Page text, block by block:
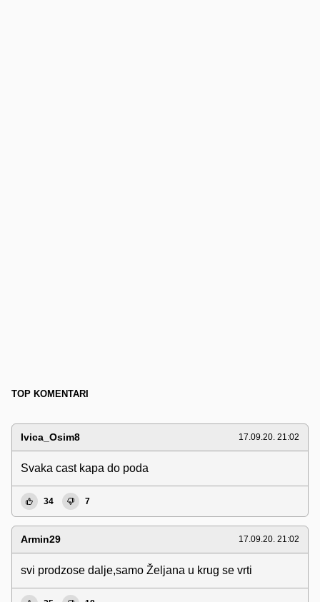
TOP KOMENTARI
Ivica_Osim8 17.09.20. 21:02
Svaka cast kapa do poda
34 7
Armin29 17.09.20. 21:02
svi prodzose dalje,samo Željana u krug se vrti